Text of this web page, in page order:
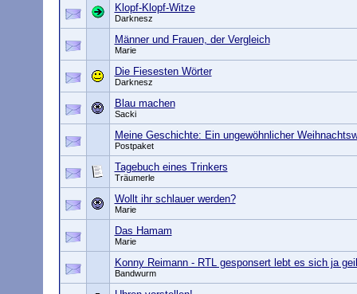
Klopf-Klopf-Witze
Darknesz
Männer und Frauen, der Vergleich
Marie
Die Fiesesten Wörter
Darknesz
Blau machen
Sacki
Meine Geschichte: Ein ungewöhnlicher
Postpaket
Tagebuch eines Trinkers
Träumerle
Wollt ihr schlauer werden?
Marie
Das Hamam
Marie
Konny Reimann - RTL gesponsert lebt es sich ja geil
Bandwurm